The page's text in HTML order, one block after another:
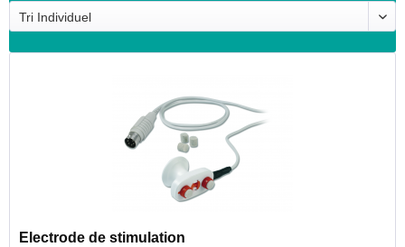
Electrode de stimulation